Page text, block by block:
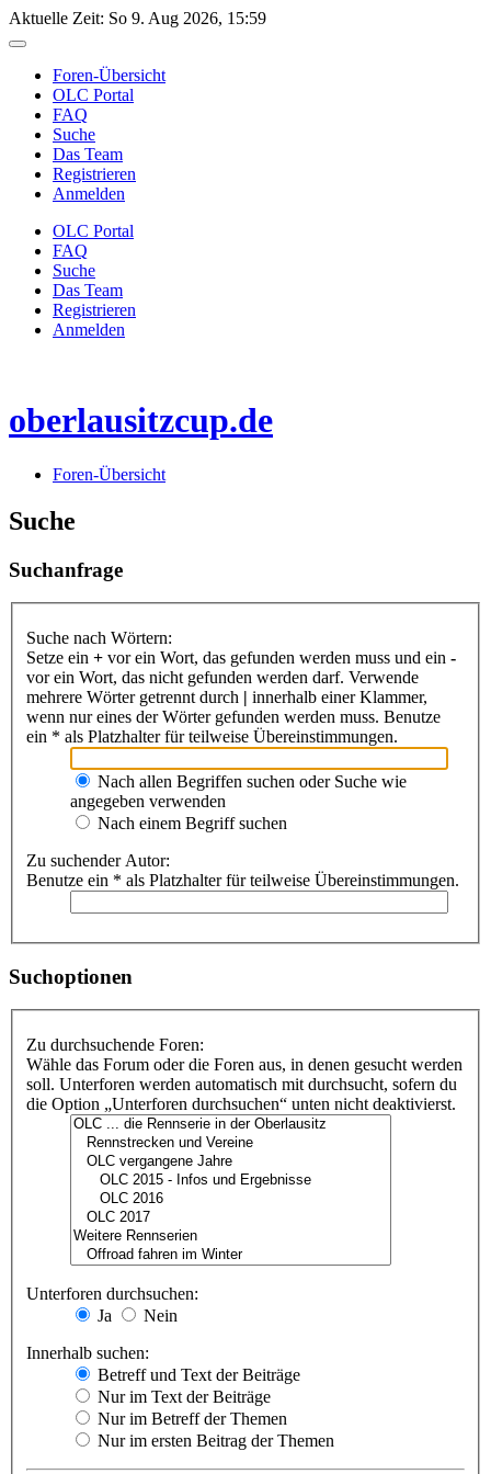
Aktuelle Zeit: So 9. Aug 2026, 15:59
Foren-Übersicht
OLC Portal
FAQ
Suche
Das Team
Registrieren
Anmelden
OLC Portal
FAQ
Suche
Das Team
Registrieren
Anmelden
oberlausitzcup.de
Foren-Übersicht
Suche
Suchanfrage
Suche nach Wörtern:
Setze ein + vor ein Wort, das gefunden werden muss und ein -
vor ein Wort, das nicht gefunden werden darf. Verwende
mehrere Wörter getrennt durch | innerhalb einer Klammer,
wenn nur eines der Wörter gefunden werden muss. Benutze
ein * als Platzhalter für teilweise Übereinstimmungen.
Nach allen Begriffen suchen oder Suche wie
angegeben verwenden
Nach einem Begriff suchen
Zu suchender Autor:
Benutze ein * als Platzhalter für teilweise Übereinstimmungen.
Suchoptionen
Zu durchsuchende Foren:
Wähle das Forum oder die Foren aus, in denen gesucht werden
soll. Unterforen werden automatisch mit durchsucht, sofern du
die Option „Unterforen durchsuchen“ unten nicht deaktivierst.
Unterforen durchsuchen:
Ja
Nein
Innerhalb suchen:
Betreff und Text der Beiträge
Nur im Text der Beiträge
Nur im Betreff der Themen
Nur im ersten Beitrag der Themen